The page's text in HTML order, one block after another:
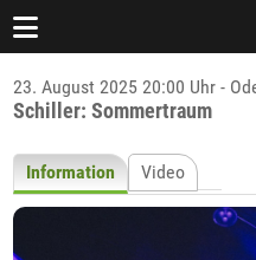
23. August 2025 20:00 Uhr -
Schiller: Sommertraum
Information Video